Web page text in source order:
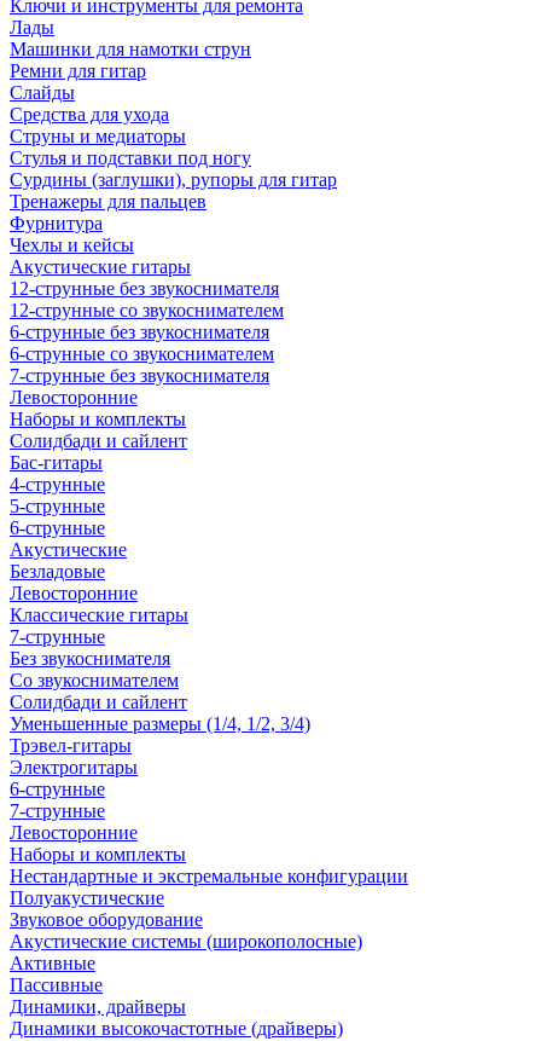
Ключи и инструменты для ремонта
Лады
Машинки для намотки струн
Ремни для гитар
Слайды
Средства для ухода
Струны и медиаторы
Стулья и подставки под ногу
Сурдины (заглушки), рупоры для гитар
Тренажеры для пальцев
Фурнитура
Чехлы и кейсы
Акустические гитары
12-струнные без звукоснимателя
12-струнные со звукоснимателем
6-струнные без звукоснимателя
6-струнные со звукоснимателем
7-струнные без звукоснимателя
Левосторонние
Наборы и комплекты
Солидбади и сайлент
Бас-гитары
4-струнные
5-струнные
6-струнные
Акустические
Безладовые
Левосторонние
Классические гитары
7-струнные
Без звукоснимателя
Со звукоснимателем
Солидбади и сайлент
Уменьшенные размеры (1/4, 1/2, 3/4)
Трэвел-гитары
Электрогитары
6-струнные
7-струнные
Левосторонние
Наборы и комплекты
Нестандартные и экстремальные конфигурации
Полуакустические
Звуковое оборудование
Акустические системы (широкополосные)
Активные
Пассивные
Динамики, драйверы
Динамики высокочастотные (драйверы)